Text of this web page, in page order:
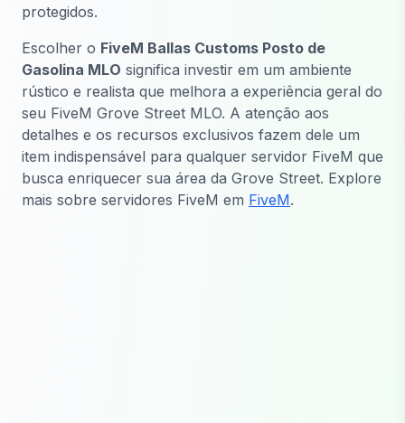
protegidos.
Escolher o FiveM Ballas Customs Posto de
Gasolina MLO significa investir em um ambiente
rústico e realista que melhora a experiência geral do
seu FiveM Grove Street MLO. A atenção aos
detalhes e os recursos exclusivos fazem dele um
item indispensável para qualquer servidor FiveM que
busca enriquecer sua área da Grove Street. Explore
mais sobre servidores FiveM em FiveM.